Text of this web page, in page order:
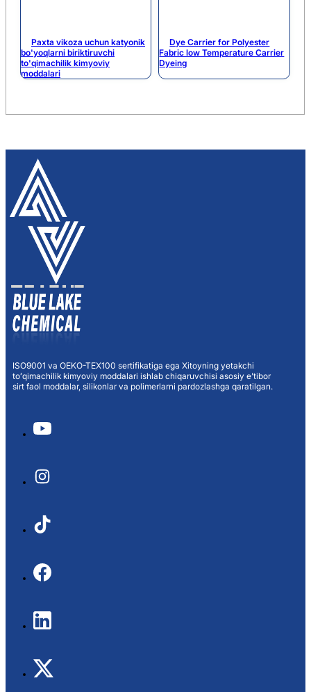
Paxta vikoza uchun katyonik
bo'yoqlarni biriktiruvchi
to'qimachilik kimyoviy
moddalari
Dye Carrier for Polyester
Fabric low Temperature Carrier
Dyeing
ISO9001 va OEKO-TEX100 sertifikatiga ega Xitoyning yetakchi
toʻqimachilik kimyoviy moddalari ishlab chiqaruvchisi asosiy eʼtibor
sirt faol moddalar, silikonlar va polimerlarni pardozlashga qaratilgan.